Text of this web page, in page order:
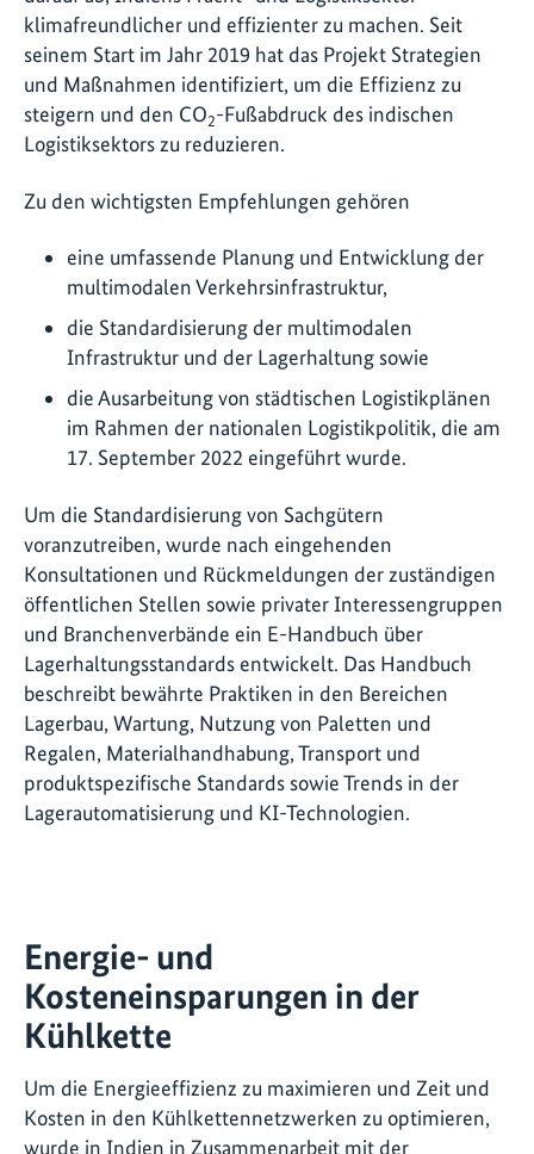
klimafreundlicher und effizienter zu machen. Seit
seinem Start im Jahr 2019 hat das Projekt Strategien
und Maßnahmen identifiziert, um die Effizienz zu
steigern und den CO2-Fußabdruck des indischen
Logistiksektors zu reduzieren.
Zu den wichtigsten Empfehlungen gehören
eine umfassende Planung und Entwicklung der
multimodalen Verkehrsinfrastruktur,
die Standardisierung der multimodalen
Infrastruktur und der Lagerhaltung sowie
die Ausarbeitung von städtischen Logistikplänen
im Rahmen der nationalen Logistikpolitik, die am
17. September 2022 eingeführt wurde.
Um die Standardisierung von Sachgütern
voranzutreiben, wurde nach eingehenden
Konsultationen und Rückmeldungen der zuständigen
öffentlichen Stellen sowie privater Interessengruppen
und Branchenverbände ein E-Handbuch über
Lagerhaltungsstandards entwickelt. Das Handbuch
beschreibt bewährte Praktiken in den Bereichen
Lagerbau, Wartung, Nutzung von Paletten und
Regalen, Materialhandhabung, Transport und
produktspezifische Standards sowie Trends in der
Lagerautomatisierung und KI-Technologien.
Energie- und
Kosteneinsparungen in der
Kühlkette
Um die Energieeffizienz zu maximieren und Zeit und
Kosten in den Kühlkettennetzwerken zu optimieren,
wurde in Indien in Zusammenarbeit mit der